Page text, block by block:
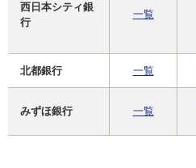
西日本シティ銀
行
一覧
北都銀行 一覧
みずほ銀行 一覧